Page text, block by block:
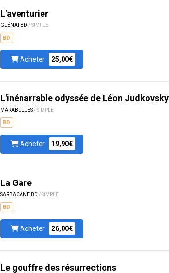
L'aventurier
GLÉNAT BD / SIMPLE
BD
Acheter 25,00€
L'inénarrable odyssée de Léon Judkovsky
MARABULLES / SIMPLE
BD
Acheter 19,90€
La Gare
SARBACANE BD / SIMPLE
BD
Acheter 26,00€
Le gouffre des résurrections